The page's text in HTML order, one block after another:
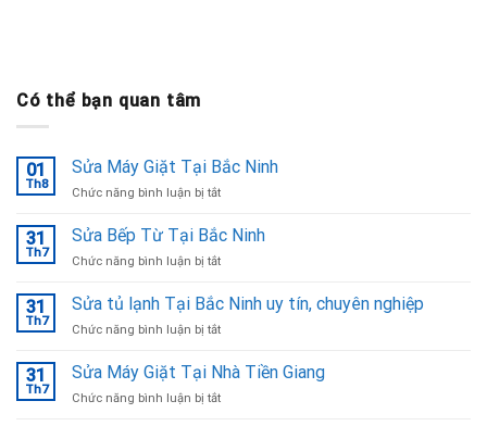
Có thể bạn quan tâm
01
Th8
Sửa Máy Giặt Tại Bắc Ninh
Chức năng bình luận bị tắtở
Máy
Tại
Ninh
31
Th7
Sửa Bếp Từ Tại Bắc Ninh
Chức năng bình luận bị tắtở
Bếp
Tại
Ninh
31
Th7
Sửa tủ lạnh Tại Bắc Ninh uy tín, chuyên nghiệp
Chức năng bình luận bị tắtở
tủ
Tại
31
Th7
Sửa Máy Giặt Tại Nhà Tiền Giang
Chức năng bình luận bị tắtở